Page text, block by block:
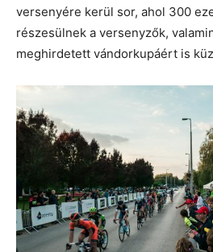
versenyére kerül sor, ahol 300
részesülnek a versenyzők,
meghirdetett vándorkupáért is